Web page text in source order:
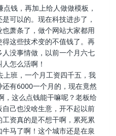
钱，再加上给人做做模板，
可以的。现在科技进步了，
萧条了，做个网站大家都用
这些技术变的不值钱了。再
没事情做，以前一个月六七
怎么活啊！
班，一个月工资四千五，我
有6000一个月的，现在竟然
，这么点钱能干嘛呢？老板给
己也没啥生意，开不起以前
资真的是不想干啊，累死累
马了啊！这个城市还是在泉